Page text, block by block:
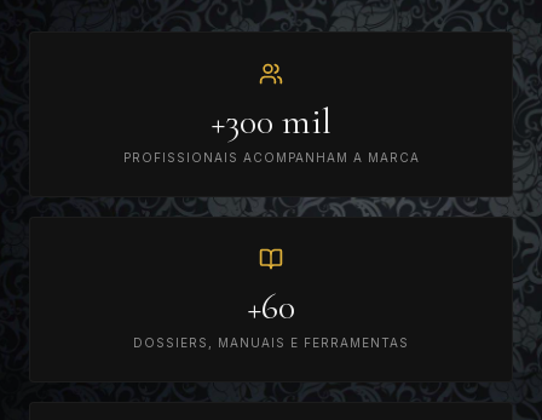
+300 mil
PROFISSIONAIS ACOMPANHAM A MARCA
+60
DOSSIERS, MANUAIS E FERRAMENTAS